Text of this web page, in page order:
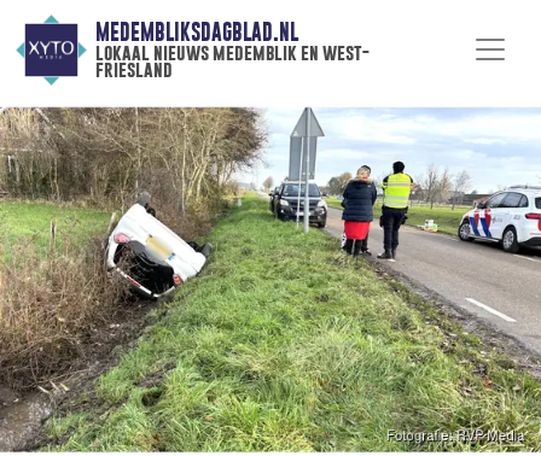
MEDEMBLIKSDAGBLAD.NL
lokaal nieuws medemblik en west-
friesland